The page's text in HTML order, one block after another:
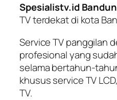
Spesialistv.id
TV terdekat di kota
Service TV panggilan
profesional yang
selama bertahun-
khusus service TV
TV.